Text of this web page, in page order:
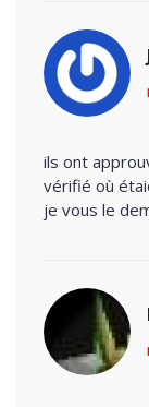
ils ont
vérifié où
je vous le